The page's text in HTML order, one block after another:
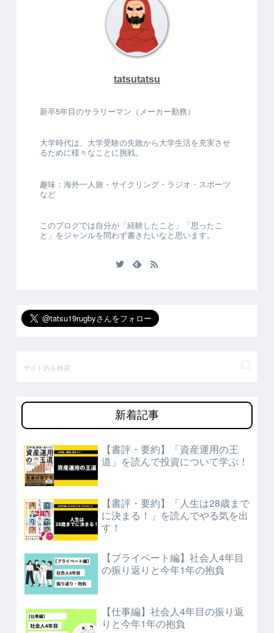
tatsutatsu
新卒5年目のサラリーマン（メーカー勤務）
大学時代は、大学受験の失敗から大学生活を充実させ
るために様々なことに挑戦。
趣味：海外一人旅・サイクリング・ラジオ・スポーツ
など
このブログでは自分が「経験したこと」「思ったこ
と」をジャンルを問わず書きたいなと思います。
新着記事
【書評・要約】「資産運用の王
道」を読んで投資について学ぶ！
【書評・要約】「人生は28歳まで
に決まる！」を読んでやる気を出
す！
【プライベート編】社会人4年目
の振り返りと今年1年の抱負
【仕事編】社会人4年目の振り返
りと今年1年の抱負